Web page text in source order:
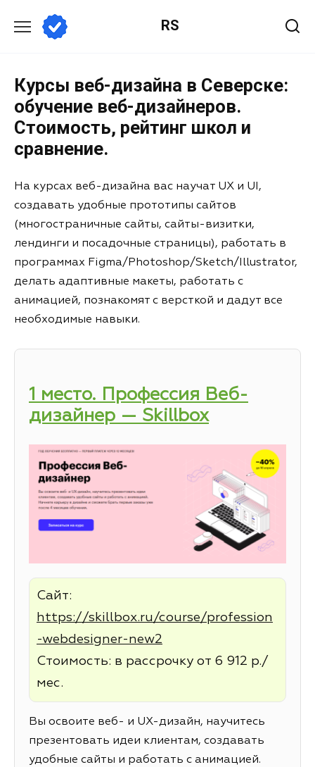
RS
Курсы веб-дизайна в Северске:
обучение веб-дизайнеров.
Стоимость, рейтинг школ и
сравнение.
На курсах веб-дизайна вас научат UX и UI,
создавать удобные прототипы сайтов
(многостраничные сайты, сайты-визитки,
лендинги и посадочные страницы), работать в
программах Figma/Photoshop/Sketch/Illustrator,
делать адаптивные макеты, работать с
анимацией, познакомят с версткой и дадут все
необходимые навыки.
1 место. Профессия Веб-
дизайнер — Skillbox
Сайт:
https://skillbox.ru/course/profession
-webdesigner-new2
Стоимость: в рассрочку от 6 912 р./
мес.
Вы освоите веб- и UX-дизайн, научитесь
презентовать идеи клиентам, создавать
удобные сайты и работать с анимацией.